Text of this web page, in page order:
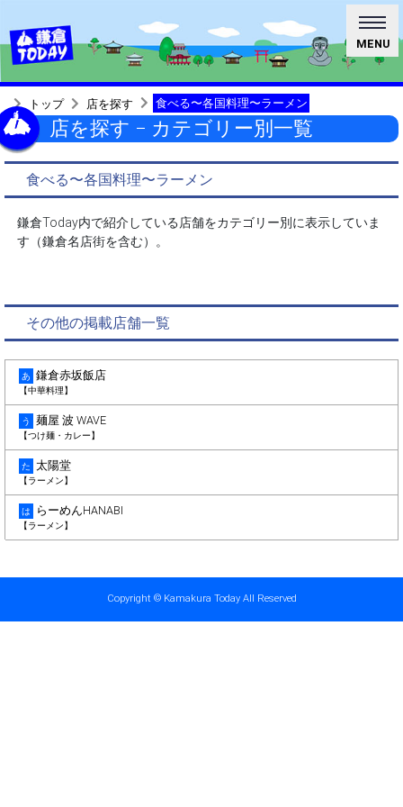
MENU
トップ 店を探す 食べる〜各国料理〜ラーメン
店を探す − カテゴリー別一覧
食べる〜各国料理〜ラーメン
鎌倉Today内で紹介している店舗をカテゴリー別に表示していま
す（鎌倉名店街を含む）。
その他の掲載店舗一覧
あ 鎌倉赤坂飯店
【中華料理】
う 麺屋 波 WAVE
【つけ麺・カレー】
た 太陽堂
【ラーメン】
は らーめんHANABI
【ラーメン】
Copyright © Kamakura Today All Reserved